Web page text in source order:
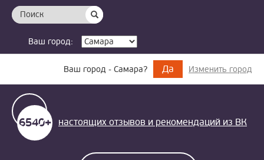
Поиск
Ваш город:
Ваш город - Самара? Да Изменить город
6540+ настоящих отзывов и рекомендаций из ВК